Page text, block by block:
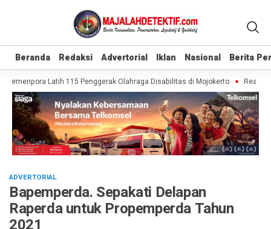
Beranda Redaksi Advertorial Iklan Nasional Berita
Beranda Redaksi Advertorial Iklan Nasional Berita
Latih 115 Penggerak Olahraga Disabilitas di Mojokerto Realisasi
ADVERTORIAL
Bapemperda. Sepakati Delapan
Raperda untuk Propemperda Tahun